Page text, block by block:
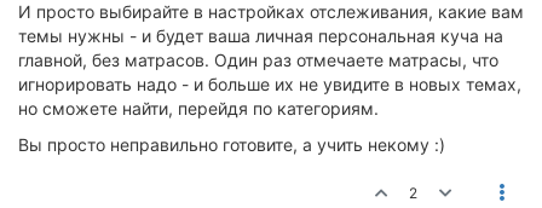
И просто выбирайте в настройках отслеживания, какие вам
темы нужны - и будет ваша личная персональная куча на
главной, без матрасов. Один раз отмечаете матрасы, что
игнорировать надо - и больше их не увидите в новых темах,
но сможете найти, перейдя по категориям.
Вы просто неправильно готовите, а учить некому :)
2